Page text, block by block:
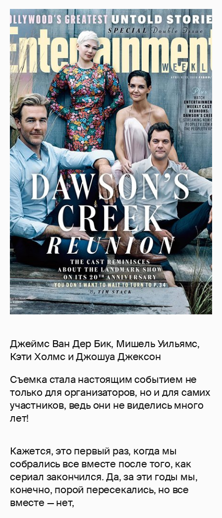
Джеймс Ван Дер Бик, Мишель Уильямс,
Кэти Холмс и Джошуа Джексон
Съемка стала настоящим событием не
только для организаторов, но и для самих
участников, ведь они не виделись много
лет!
Кажется, это первый раз, когда мы
собрались все вместе после того, как
сериал закончился. Да, за эти годы мы,
конечно, порой пересекались, но все
вместе — нет,